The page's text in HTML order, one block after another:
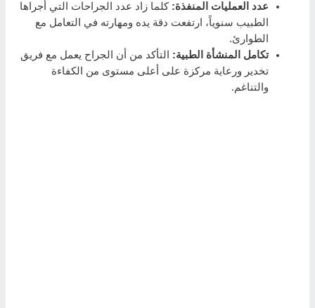
عدد العمليات المنفذة: كلما زاد عدد الجراحات التي أجراها
الطبيب سنوياً، ارتفعت دقة يده ومهارته في التعامل مع
الطوارئ.
تكامل المنشأة الطبية: التأكد من أن الجراح يعمل مع فريق
تخدير ورعاية مركزة على أعلى مستوى من الكفاءة
والتناغم.